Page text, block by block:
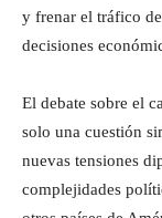
y frenar el tráfico
decisiones
El debate sobre el
solo una cuestión
nuevas tensiones
complejidades